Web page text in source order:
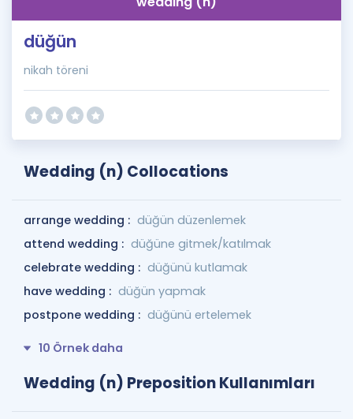
İngilizce Gramer
düğün
nikah töreni
Wedding (n) Collocations
arrange wedding : düğün düzenlemek
attend wedding : düğüne gitmek/katılmak
celebrate wedding : düğünü kutlamak
have wedding : düğün yapmak
postpone wedding : düğünü ertelemek
10 Örnek daha
Wedding (n) Preposition Kullanımları